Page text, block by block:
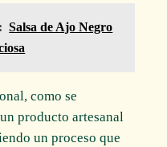
Salsa de Ajo Negro
como se
producto artesanal
un proceso que